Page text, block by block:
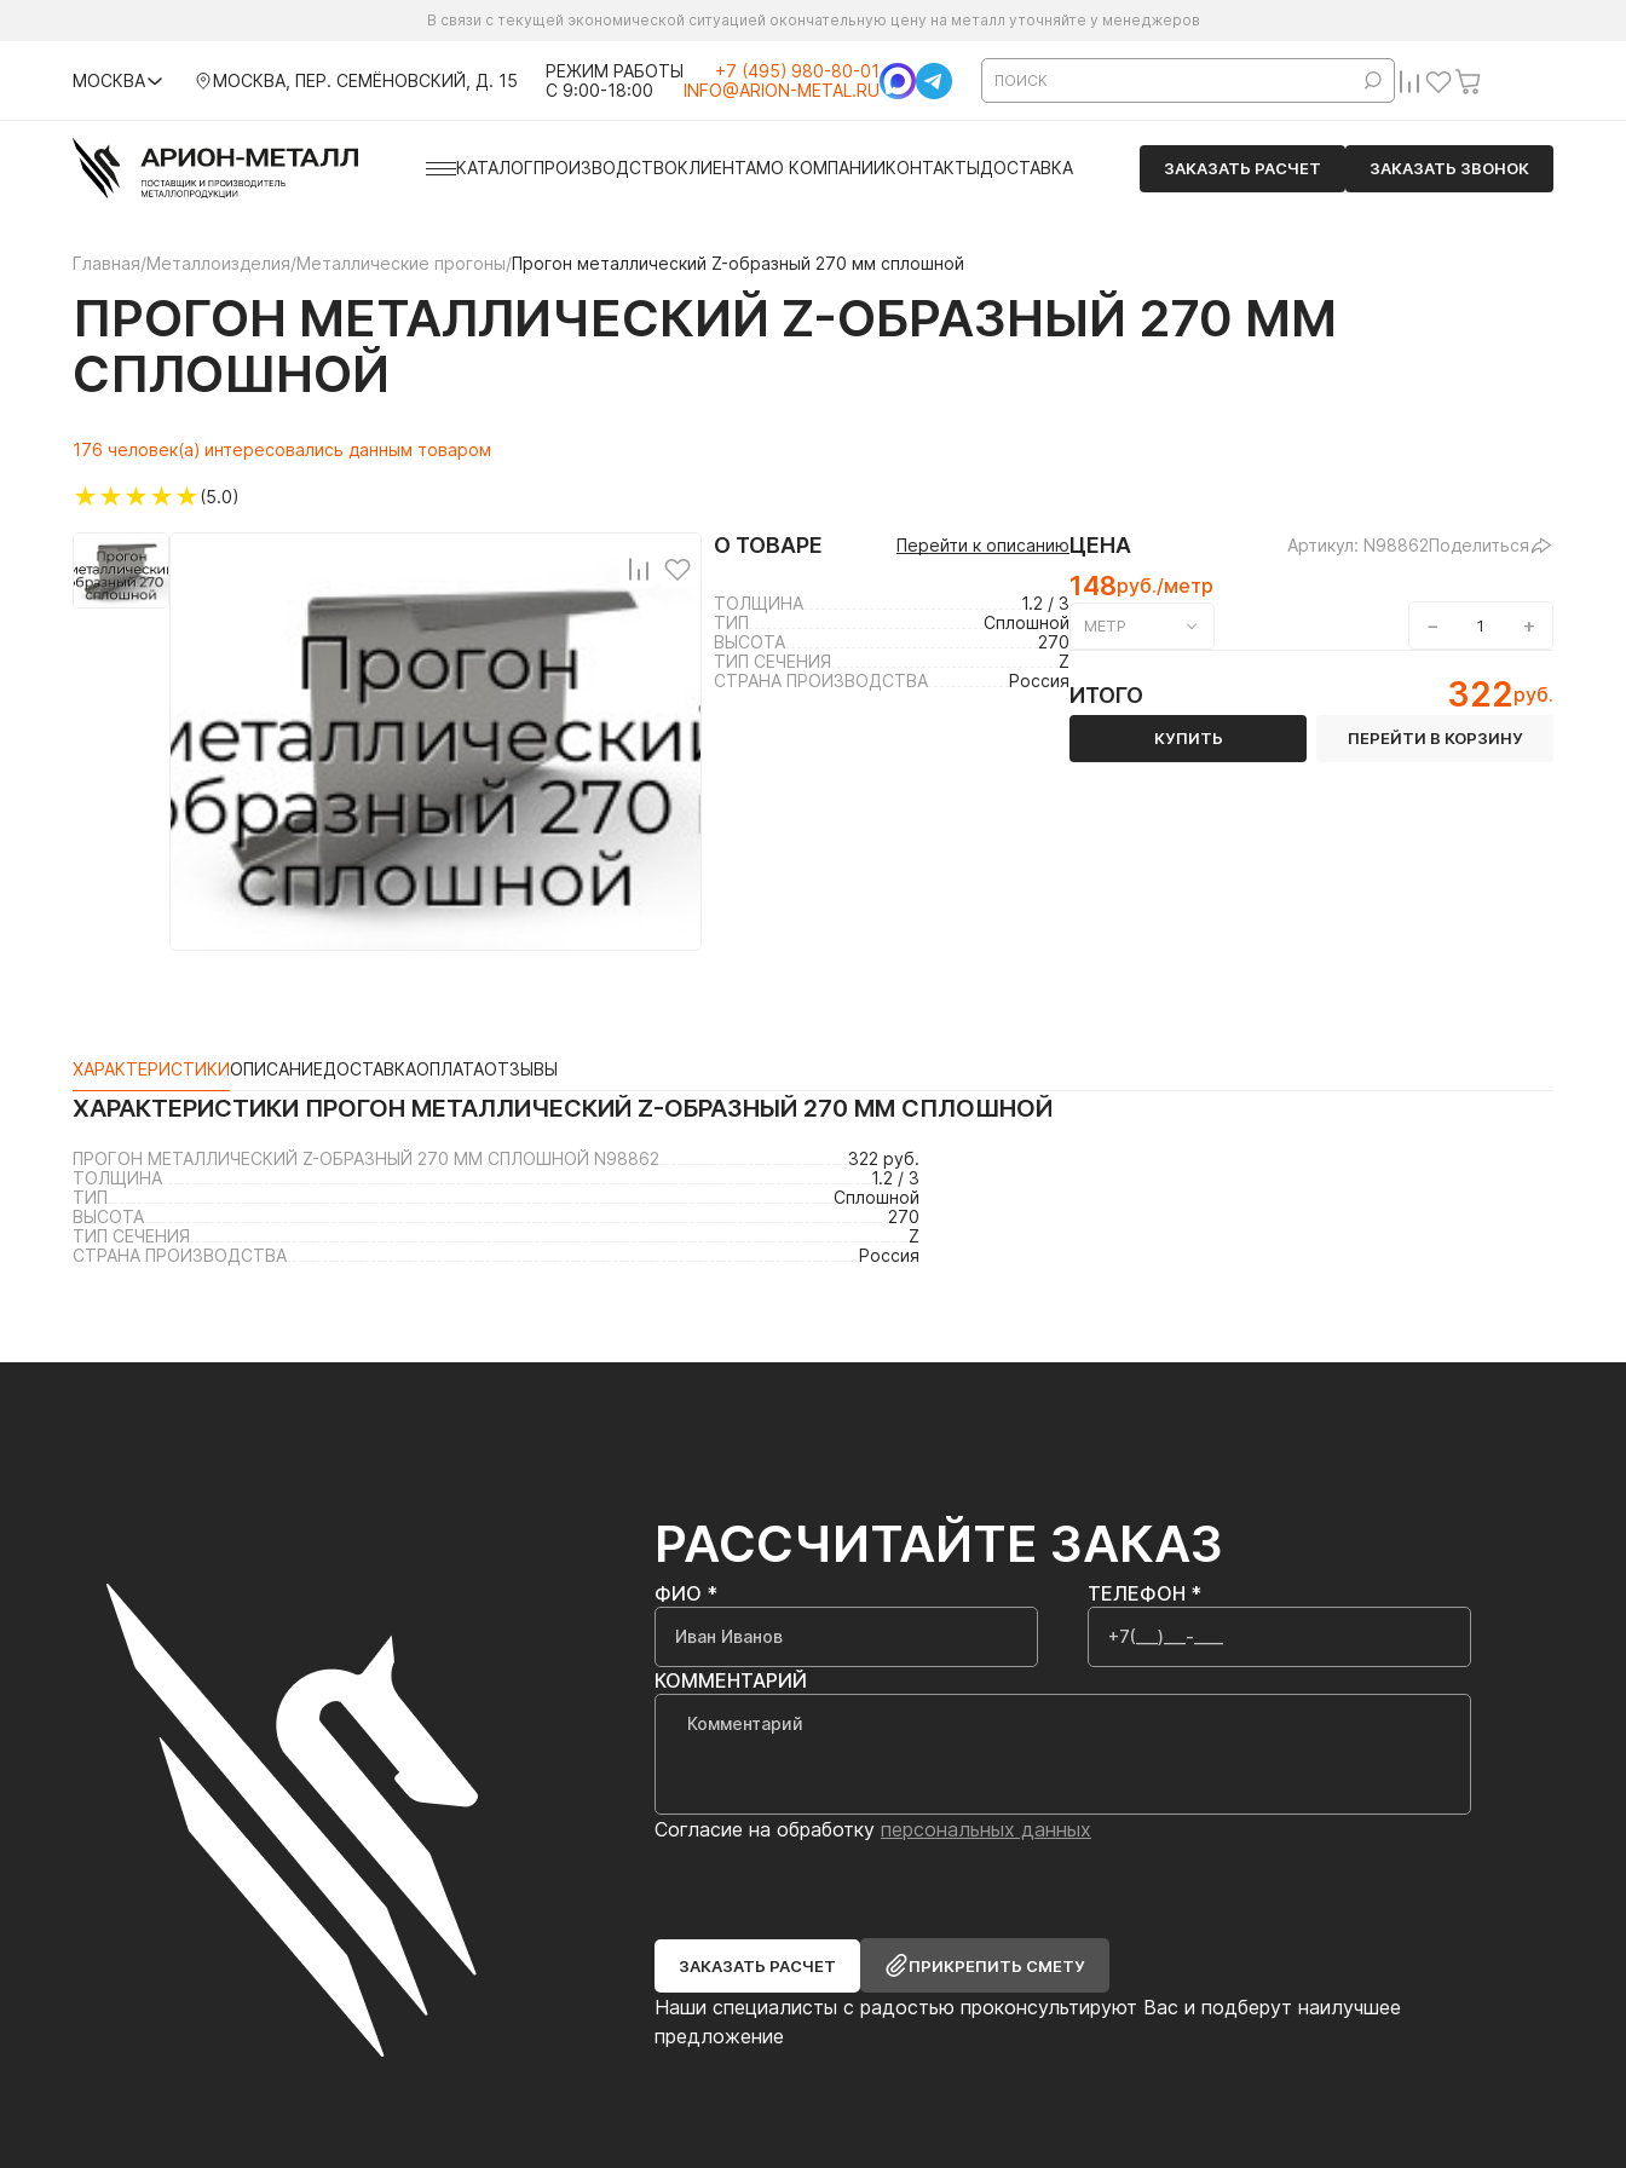
В связи с текущей экономической ситуацией окончательную цену на металл уточняйте у менеджеров
МОСКВА МОСКВА, ПЕР. СЕМЁНОВСКИЙ, Д. 15
РЕЖИМ РАБОТЫ
С 9:00-18:00
+7 (495) 980-80-01
INFO@ARION-METAL.RU
КАТАЛОГПРОИЗВОДСТВОКЛИЕНТАМО КОМПАНИИКОНТАКТЫДОСТАВКА ЗАКАЗАТЬ РАСЧЕТ ЗАКАЗАТЬ ЗВОНОК
Главная/Металлоизделия/Металлические прогоны/Прогон металлический Z-образный 270 мм сплошной
ПРОГОН МЕТАЛЛИЧЕСКИЙ Z-ОБРАЗНЫЙ 270 ММ
СПЛОШНОЙ
176 человек(а) интересовались данным товаром
★★★★★(5.0)
О ТОВАРЕ Перейти к описанию
ТОЛЩИНА
1.2 / 3
ТИП
Сплошной
ВЫСОТА
270
ТИП СЕЧЕНИЯ
Z
СТРАНА ПРОИЗВОДСТВА
Россия
ЦЕНА Артикул: N98862Поделиться
148руб./метр
МЕТР − +
ИТОГО 322руб.
КУПИТЬ ПЕРЕЙТИ В КОРЗИНУ
ХАРАКТЕРИСТИКИОПИСАНИЕДОСТАВКАОПЛАТАОТЗЫВЫ
ХАРАКТЕРИСТИКИ ПРОГОН МЕТАЛЛИЧЕСКИЙ Z-ОБРАЗНЫЙ 270 ММ СПЛОШНОЙ
ПРОГОН МЕТАЛЛИЧЕСКИЙ Z-ОБРАЗНЫЙ 270 ММ СПЛОШНОЙ N98862
322 руб.
ТОЛЩИНА
1.2 / 3
ТИП
Сплошной
ВЫСОТА
270
ТИП СЕЧЕНИЯ
Z
СТРАНА ПРОИЗВОДСТВА
Россия
РАССЧИТАЙТЕ ЗАКАЗ
Наши специалисты с радостью проконсультируют Вас и подберут наилучшее
предложение
ФИО * ТЕЛЕФОН *
КОММЕНТАРИЙ
Согласие на обработку персональных данных
ЗАКАЗАТЬ РАСЧЕТ ПРИКРЕПИТЬ СМЕТУ